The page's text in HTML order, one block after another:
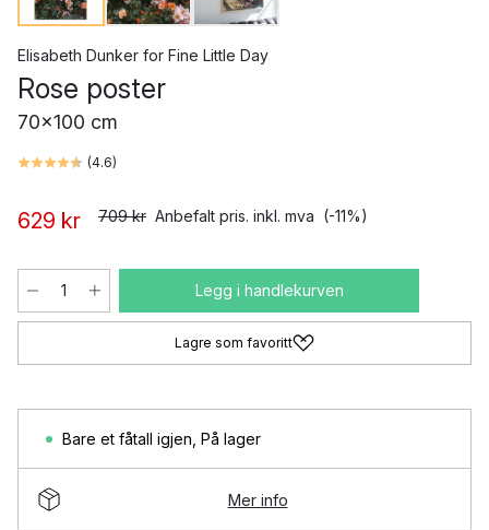
Elisabeth Dunker for Fine Little Day
Rose poster
70x100 cm
(4.6)
629 kr 709 kr Anbefalt pris. inkl. mva (-11%)
Legg i handlekurven
Lagre som favoritt
Bare et fåtall igjen På lager
Mer info